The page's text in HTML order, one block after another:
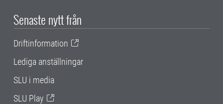
Senaste nytt från
Driftinformation
Lediga anställningar
SLU i media
SLU Play